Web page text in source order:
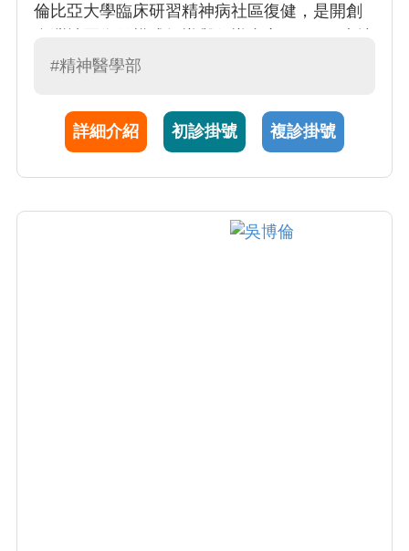
倫比亞大學臨床研習精神病社區復健，是開創
震之後，鄭醫師在南投推動災難心理復健與自
中心之國際研習課程擔任講師多年。在擔任社
會與社區精神醫學會理事長期間，鄭醫師聯合
年5月獲衛福部同意更名為「思覺失調症」，同
時倡導「康復導向」之精神醫療復健體系。近
#精神醫學部
詳細介紹 初診掛號 複診掛號